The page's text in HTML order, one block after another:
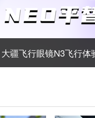
疆飞行眼镜N3飞行体